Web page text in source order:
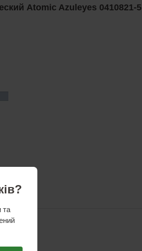
Atomic Azuleyes 0410821-5
та